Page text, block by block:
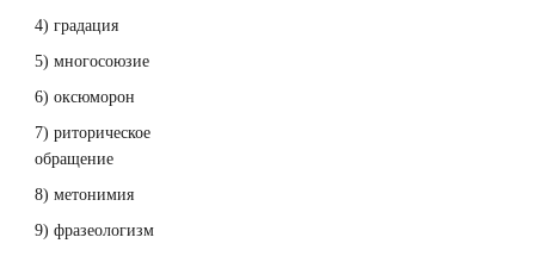
4) градация
5) многосоюзие
6) оксюморон
7) риторическое
обращение
8) метонимия
9) фразеологизм